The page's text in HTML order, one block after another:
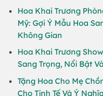
Hoa Khai Trương
Mỹ: Gợi Ý Mẫu Hoa
Không Gian
Hoa Khai Trương
Sang Trọng, Nổi Bật
Tặng Hoa Cho Mẹ
Cho Tinh Tế Và Ý